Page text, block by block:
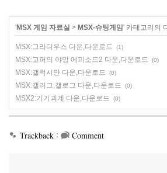
'MSX 게임 자료실 > MSX-슈팅게임 ' 카테고리의
MSX:그라디우스 다운,다운로드 (1)
MSX:고퍼의 야망 에피소드2 다운,다운로드 (0)
MSX:갤럭시안 다운,다운로드 (0)
MSX:갤러그,갤로그 다운,다운로드 (0)
MSX2:기기괴계 다운,다운로드 (0)
Trackback : Comment